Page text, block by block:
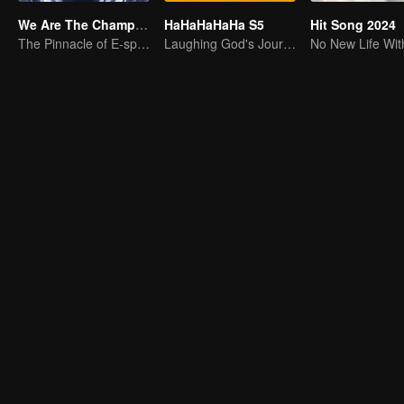
We Are The Champions S4
The Pinnacle of E-sports Variety Shows
HaHaHaHaHa S5
Laughing God's Journey
Hit Song 2024